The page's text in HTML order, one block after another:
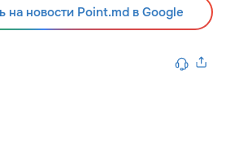
на новости Point.md в Google